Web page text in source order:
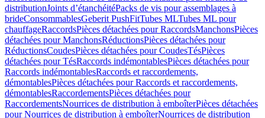
distributionJoints d’étanchéitéPacks de vis pour assemblages à
brideConsommablesGeberit PushFitTubes MLTubes ML pour
chauffageRaccordsPièces détachées pour RaccordsManchonsPièces
détachées pour ManchonsRéductionsPièces détachées pour
RéductionsCoudesPièces détachées pour CoudesTésPièces
détachées pour TésRaccords indémontablesPièces détachées pour
Raccords indémontablesRaccords et raccordements,
démontablesPièces détachées pour Raccords et raccordements,
démontablesRaccordementsPièces détachées pour
RaccordementsNourrices de distribution à emboîterPièces détachées
pour Nourrices de distribution à emboîterNourrices de distribution